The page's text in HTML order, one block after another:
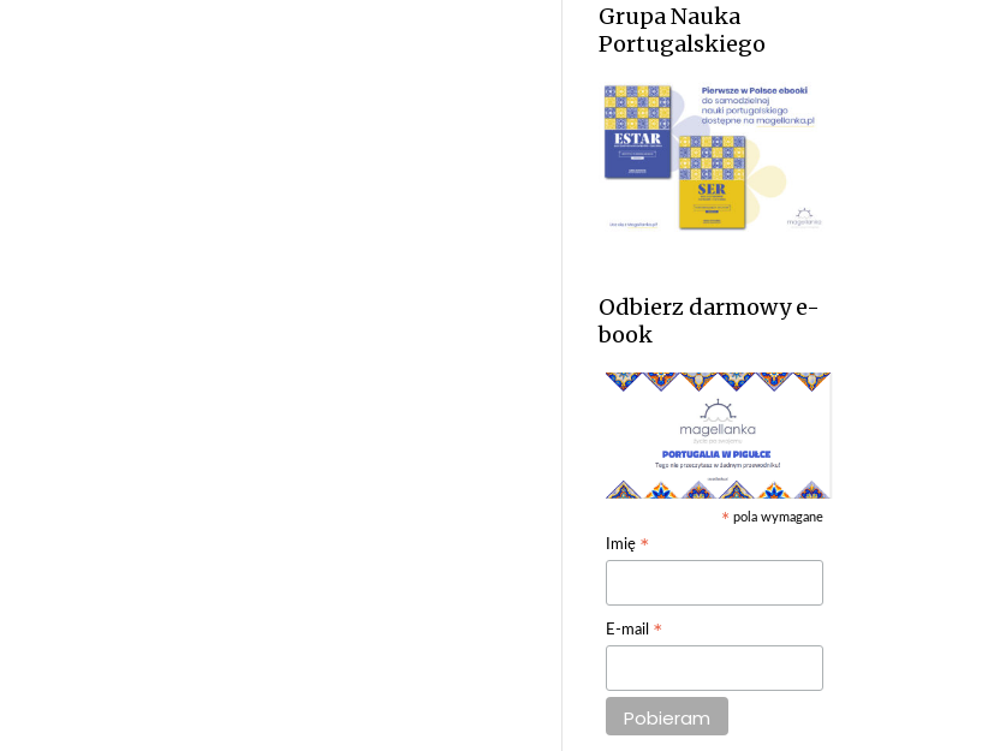
Grupa Nauka
Portugalskiego
Odbierz darmowy e-
book
* pola wymagane
Imię *
E-mail *